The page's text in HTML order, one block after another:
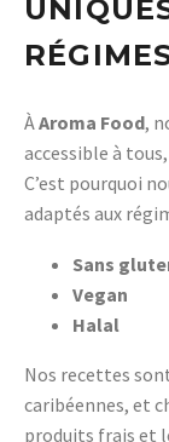
À Aroma Food,
accessible à
C’est pourquoi
adaptés aux
Sans
Vegan
Halal
Nos recettes
caribéennes, et
produits frais et